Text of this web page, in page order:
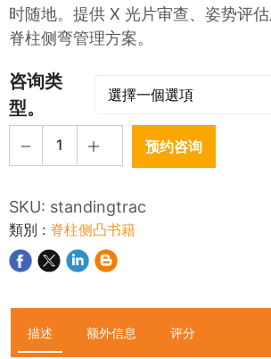
时随地。提供 X 光片审查、姿势评
脊柱侧弯管理方案。
咨询类
型。
1 预约咨询
SKU: standingtrac
類別 : 脊柱侧凸书籍
描述 额外信息 评分